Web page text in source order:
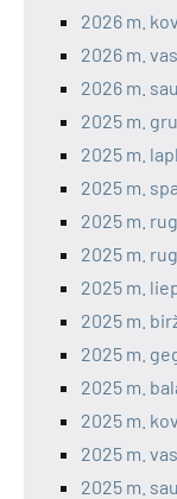
2026 m.
2026 m.
2026 m.
2025 m.
2025 m.
2025 m.
2025 m.
2025 m.
2025 m.
2025 m.
2025 m.
2025 m.
2025 m.
2025 m.
2025 m.